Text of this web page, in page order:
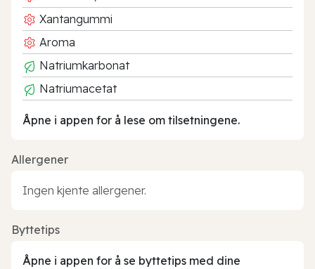
Xantangummi
Aroma
Natriumkarbonat
Natriumacetat
Åpne i appen for å lese om tilsetningene.
Allergener
Ingen kjente allergener.
Byttetips
Åpne i appen for å se byttetips med dine